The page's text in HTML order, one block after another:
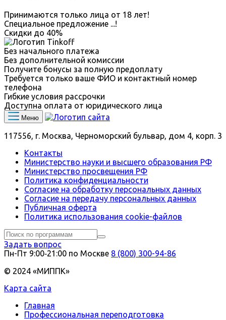
Принимаются только лица от 18 лет!
Специальное предложение ...!
Скидки до 40%
Без начального платежа
Без дополнительной комиссии
Получите бонусы за полную предоплату
Требуется только ваше ФИО и контактный номер
телефона
Гибкие условия рассрочки
Доступна оплата от юридического лица
Меню
117556, г. Москва, Черноморский бульвар, дом 4, корп. 3
Контакты
Министерство науки и высшего образования РФ
Министерство просвещения РФ
Политика конфиденциальности
Согласие на обработку персональных данных
Согласие на передачу персональных данных
Публичная оферта
Политика использования сookie-файлов
Задать вопрос
Пн-Пт 9:00‑21:00 по Москве 8 (800) 300-94-86
© 2024 «МИППК»
Карта сайта
Главная
Профессиональная переподготовка